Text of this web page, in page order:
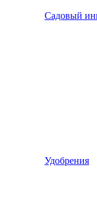
Садовый
Удобрения